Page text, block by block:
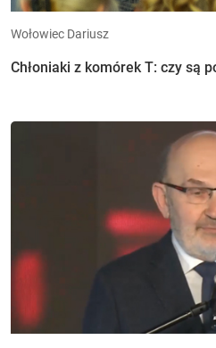
Wołowiec Dariusz
Chłoniaki z komórek T: czy są